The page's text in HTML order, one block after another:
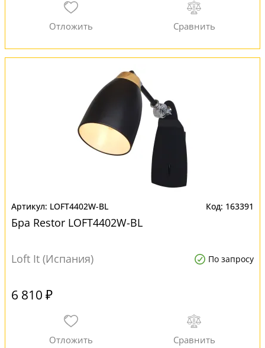
LOFT4402W-BL 163391
Бра Restor LOFT4402W-BL
Loft It (Испания) По запросу
6 810 ₽